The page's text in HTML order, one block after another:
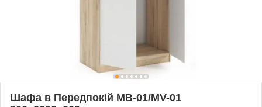
Шафа в Передпокій МВ-01/MV-01